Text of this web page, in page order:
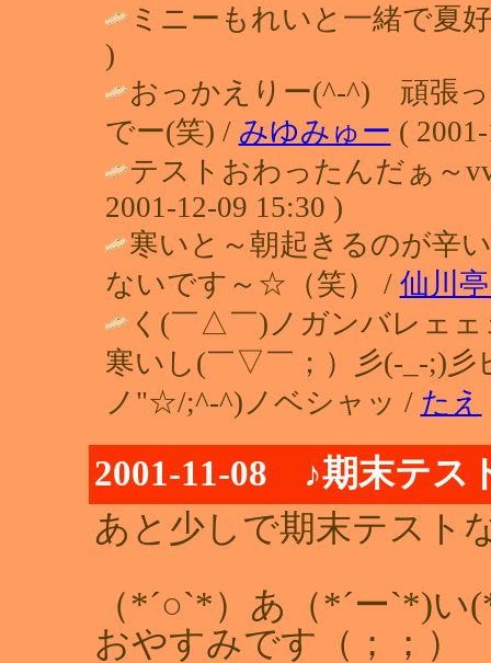
ミニーもれいと一緒で夏
)
おっかえりー(^-^) 頑張
でー(笑) / みゆみゅー (
テストおわったんだぁ～
2001-12-09 15:30 )
寒いと～朝起きるのが辛
ないです～☆（笑） / 仙川
く(￣△￣)ノガンバレェ
寒いし(￣▽￣；）彡(-_-;)彡
ノ"☆/;^-^)ノベシャッ / たえ
2001-11-08 ♪期末テス
あと少しで期末テスト
（*´○`*）あ（*´ー`*)
おやすみです（；；）